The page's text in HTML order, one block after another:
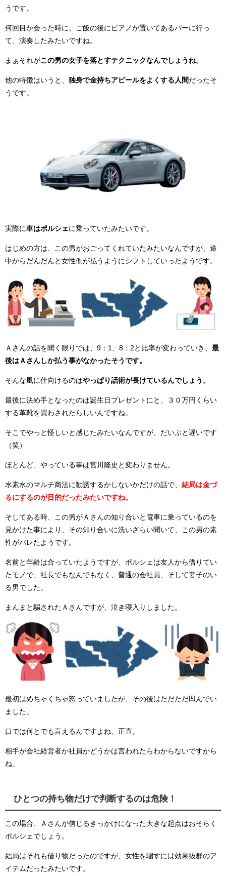
うです。
何回目か会った時に、ご飯の後にピアノが置いてあるバーに行っ
て、演奏したみたいですね。
まぁそれがこの男の女子を落とすテクニックなんでしょうね。
他の特徴はいうと、 独身で金持ちアピールをよくする人間 だったそ
うです。
実際に車はポルシェに乗っていたみたいです。
はじめの方は、この男がおごってくれていたみたいなんですが、途
中からだんだんと女性側が払うようにシフトしていったようです。
Ａさんの話を聞く限りでは、9：1、8：2と比率が変わっていき、 最
後はＡさんしか払う事がなかったそうです。
そんな風に仕向けるのはやっぱり話術が長けているんでしょう。
最後に決め手となったのは誕生日プレゼントにと、３０万円くらい
する革靴を買わされたらしいんですね。
そこでやっと怪しいと感じたみたいなんですが、だいぶと遅いです
（笑）
ほとんど、やっている事は宮川隆史と変わりません。
水素水のマルチ商法に勧誘するかしないかだけの話で、 結局は金づ
るにするのが目的だったみたいですね。
そしてある時、この男がＡさんの知り合いと電車に乗っているのを
見かけた事により、その知り合いに洗いざらい聞いて、この男の素
性がバレたようです。
名前と年齢は合っていたようですが、ポルシェは友人から借りてい
たモノで、社長でもなんでもなく、普通の会社員、そして妻子のい
る男でした。
まんまと騙されたＡさんですが、泣き寝入りしました。
最初はめちゃくちゃ怒っていましたが、その後はただただ凹んでい
ました。
口では何とでも言えるんですよね、正直。
相手が会社経営者か社員かどうかは言われたらわからないですから
ね。
ひとつの持ち物だけで判断するのは危険！
この場合、Ａさんが信じるきっかけになった大きな起点はおそらく
ポルシェでしょう。
結局はそれも借り物だったのですが、女性を騙すには効果抜群のア
イテムだったみたいです。